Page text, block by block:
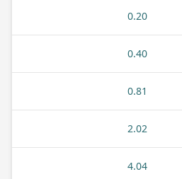
0.20
0.40
0.81
2.02
4.04